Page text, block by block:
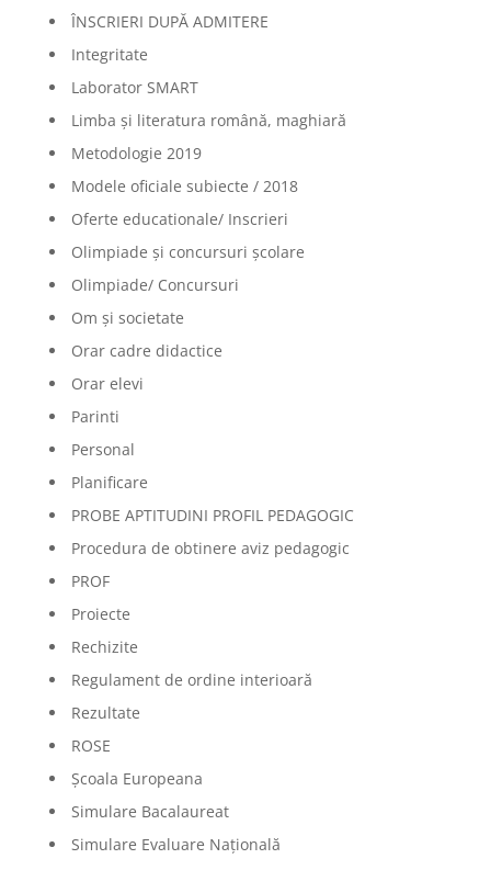
ÎNSCRIERI DUPĂ ADMITERE
Integritate
Laborator SMART
Limba şi literatura română, maghiară
Metodologie 2019
Modele oficiale subiecte / 2018
Oferte educationale/ Inscrieri
Olimpiade şi concursuri şcolare
Olimpiade/ Concursuri
Om și societate
Orar cadre didactice
Orar elevi
Parinti
Personal
Planificare
PROBE APTITUDINI PROFIL PEDAGOGIC
Procedura de obtinere aviz pedagogic
PROF
Proiecte
Rechizite
Regulament de ordine interioară
Rezultate
ROSE
Școala Europeana
Simulare Bacalaureat
Simulare Evaluare Națională